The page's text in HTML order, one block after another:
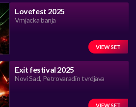
Lovefest 2025
Vrnjacka banja
VIEW SET
Exit festival 2025
Novi Sad, Petrovaradin tvrdjava
VIEW SET